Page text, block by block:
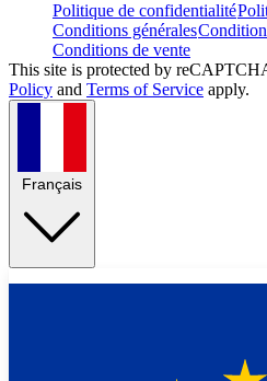
Politique de confidentialité
Conditions générales
Conditions de vente
This site is protected by
Policy and Terms of Service apply.
Français